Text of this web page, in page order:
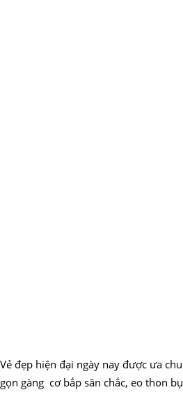
Vẻ đẹp hiện đại ngày nay được ưa
gọn gàng cơ bắp săn chắc, eo thon